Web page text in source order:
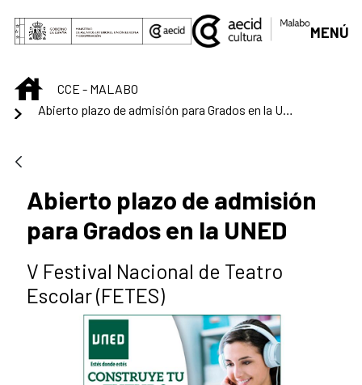
Saltar al contenido principal
MENÚ
INICIOCCE - MALABO
Abierto plazo de admisión para Grados en la UNED
Abierto plazo de admisión
para Grados en la UNED
V Festival Nacional de Teatro
Escolar (FETES)